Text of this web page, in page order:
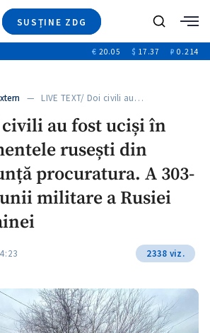
SUSȚINE ZDG
Ştiri
Special
Blog
ZdGust
€ 20.05 $ 17.37 ₽ 0.214
— LIVE TEXT/ Doi civili au…
au fost uciși în
rusești din
procuratura. A 303-
militare a Rusiei
2338 viz.